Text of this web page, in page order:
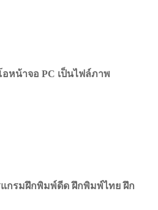
หน้าจอ PC เป็นไฟล์ภาพ
แกรมฝึกพิมพ์ดีด ฝึกพิมพ์ไทย ฝึก